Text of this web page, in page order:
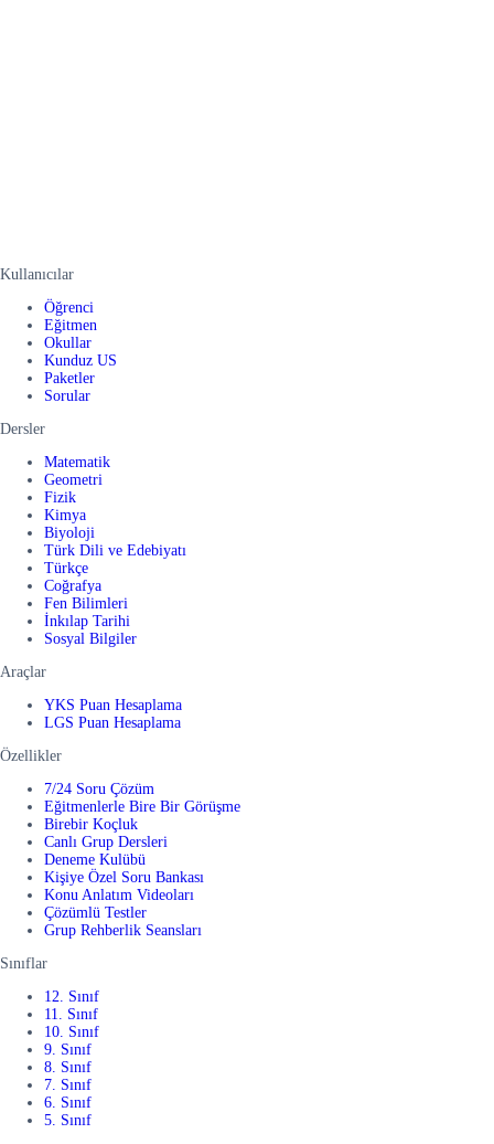
Kullanıcılar
Öğrenci
Eğitmen
Okullar
Kunduz US
Paketler
Sorular
Dersler
Matematik
Geometri
Fizik
Kimya
Biyoloji
Türk Dili ve Edebiyatı
Türkçe
Coğrafya
Fen Bilimleri
İnkılap Tarihi
Sosyal Bilgiler
Araçlar
YKS Puan Hesaplama
LGS Puan Hesaplama
Özellikler
7/24 Soru Çözüm
Eğitmenlerle Bire Bir Görüşme
Birebir Koçluk
Canlı Grup Dersleri
Deneme Kulübü
Kişiye Özel Soru Bankası
Konu Anlatım Videoları
Çözümlü Testler
Grup Rehberlik Seansları
Sınıflar
12. Sınıf
11. Sınıf
10. Sınıf
9. Sınıf
8. Sınıf
7. Sınıf
6. Sınıf
5. Sınıf